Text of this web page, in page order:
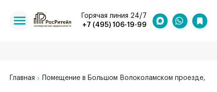
+7 (495) 106-19-99
Горячая линия 24/7
Главная Помещение в Большом Волоколамском проезде, 91